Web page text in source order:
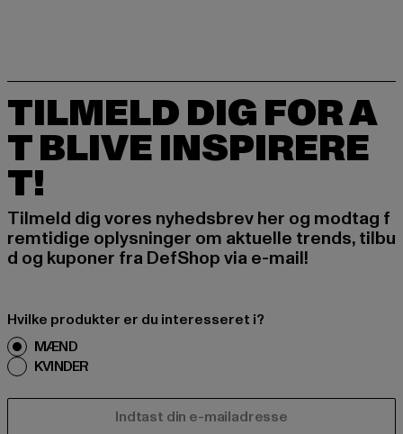
TILMELD DIG FOR A
T BLIVE INSPIRERE
T!
Tilmeld dig vores nyhedsbrev her og modtag f
remtidige oplysninger om aktuelle trends, tilbu
d og kuponer fra DefShop via e-mail!
Hvilke produkter er du interesseret i?
MÆND
KVINDER